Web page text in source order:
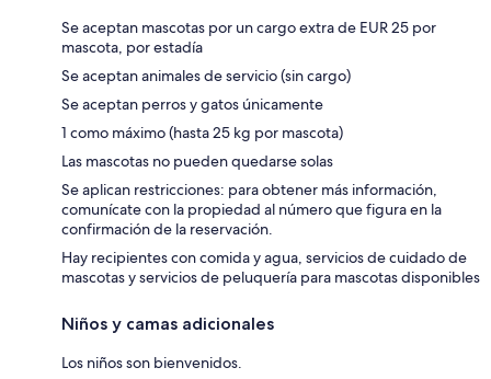
Se aceptan mascotas por un cargo extra de EUR 25 por
mascota, por estadía
Se aceptan animales de servicio (sin cargo)
Se aceptan perros y gatos únicamente
1 como máximo (hasta 25 kg por mascota)
Las mascotas no pueden quedarse solas
Se aplican restricciones: para obtener más información,
comunícate con la propiedad al número que figura en la
confirmación de la reservación.
Hay recipientes con comida y agua, servicios de cuidado de
mascotas y servicios de peluquería para mascotas disponibles
Niños y camas adicionales
Los niños son bienvenidos.